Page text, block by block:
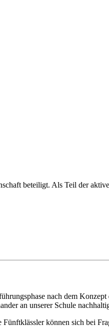
beteiligt. Als Teil der
nach dem
an unserer Schule
können sich bei